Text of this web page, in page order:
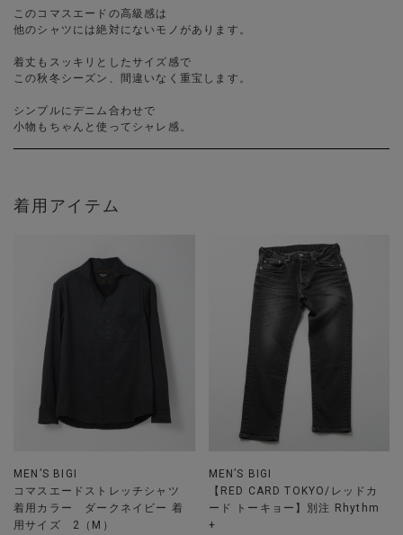
このコマスエードの高級感は
他のシャツには絶対にないモノがあります。
着丈もスッキリとしたサイズ感で
この秋冬シーズン、間違いなく重宝します。
シンプルにデニム合わせで
小物もちゃんと使ってシャレ感。
着用アイテム
MEN’S BIGI
コマスエードストレッチシャツ
着用カラー ダークネイビー 着
用サイズ 2（M）
MEN’S BIGI
【RED CARD TOKYO/レッドカ
ード トーキョー】別注 Rhythm
+